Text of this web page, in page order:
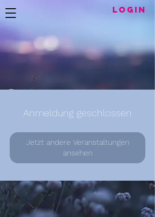
LogIN
Anmeldung geschlossen
Jetzt andere Veranstaltungen
ansehen